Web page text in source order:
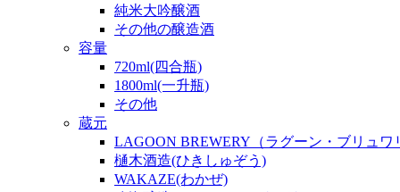
純米大吟醸酒
その他の醸造酒
容量
720ml(四合瓶)
1800ml(一升瓶)
その他
蔵元
LAGOON BREWERY（ラグーン・ブリュワ
樋木酒造(ひきしゅぞう)
WAKAZE(わかぜ)